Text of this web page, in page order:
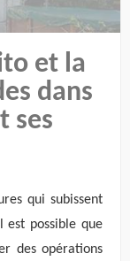
et la
dans
ses
qui subissent
est possible que
des opérations